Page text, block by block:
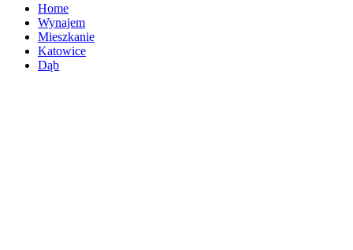
Home
Wynajem
Mieszkanie
Katowice
Dąb